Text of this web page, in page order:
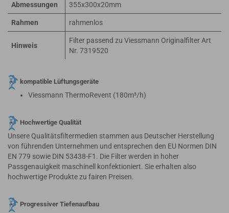
Abmessungen 355x300x20mm
Rahmen rahmenlos
Hinweis
Filter passend zu Viessmann Originalfilter Art
Nr. 7319520
kompatible Lüftungsgeräte
Viessmann ThermoRevent (180m³/h)
Hochwertige Qualität
Unsere Qualitätsfiltermedien stammen aus Deutscher Herstellung
von führenden Unternehmen und entsprechen den EU Normen DIN
EN 779 sowie DIN 53438-F1. Die Filter werden in hoher
Passgenauigkeit maschinell konfektioniert. Sie erhalten also
hochwertige Produkte zu fairen Preisen.
Progressiver Tiefenaufbau